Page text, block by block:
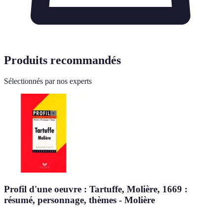
Produits recommandés
Sélectionnés par nos experts
Profil d'une oeuvre : Tartuffe, Molière, 1669 :
résumé, personnage, thèmes - Molière